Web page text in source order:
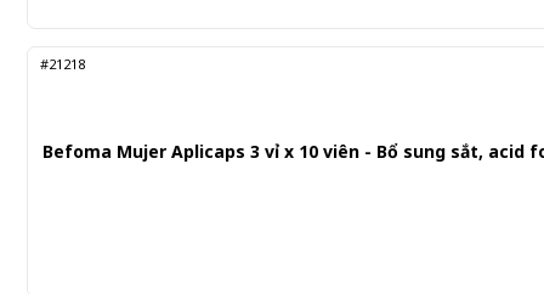
#21218
Befoma Mujer Aplicaps 3 vỉ x 10 viên - Bổ sung sắt, acid